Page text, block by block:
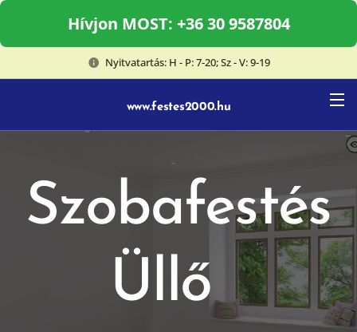
Hívjon MOST: +36 30 9587804
Nyitvatartás: H - P: 7-20; Sz - V: 9-19
www.festes2000.hu
Szobafestés
Üllő